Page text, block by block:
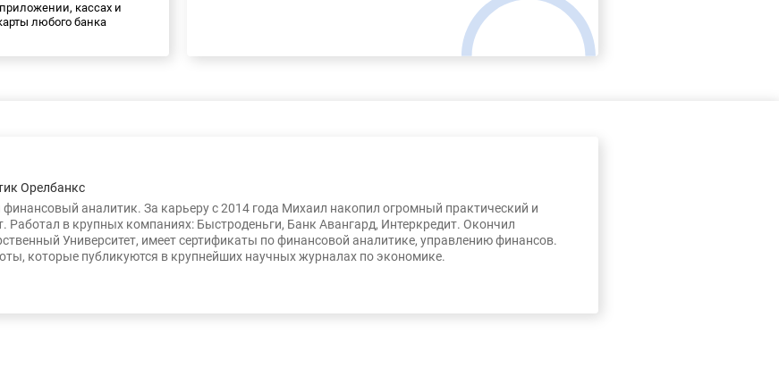
кассах и
любого банка
Орелбанкс
аналитик. За карьеру с 2014 года Михаил накопил огромный практический и
Работал в крупных компаниях: Быстроденьги, Банк Авангард, Интеркредит. Окончил
Университет, имеет сертификаты по финансовой аналитике, управлению финансов.
которые публикуются в крупнейших научных журналах по экономике.